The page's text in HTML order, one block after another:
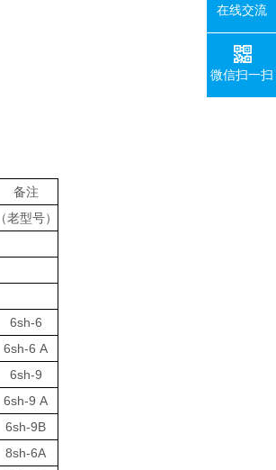
备注
（老型号）
6sh-6
6sh-6 A
6sh-9
6sh-9 A
6sh-9B
8sh-6A
在线交流
微信扫一扫